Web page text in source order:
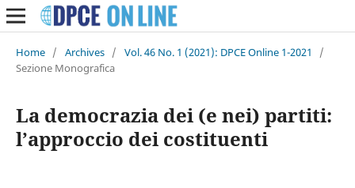
Home / Archives / Vol. 46 No. 1 (2021): DPCE Online 1-2021
/
Sezione Monografica
La democrazia dei (e nei) partiti:
l’approccio dei costituenti